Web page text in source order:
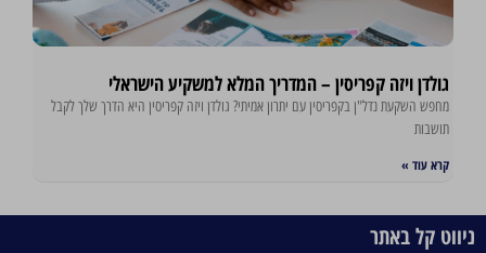
גולדן ויזה קפריסין – המדריך המלא למשקיע הישראלי
מחפש השקעת נדל"ן בקפריסין עם יתרון אמיתי? גולדן ויזה קפריסין היא הדרך שלך לקבל
תושבות
קרא עוד »
ניווט קל באתר